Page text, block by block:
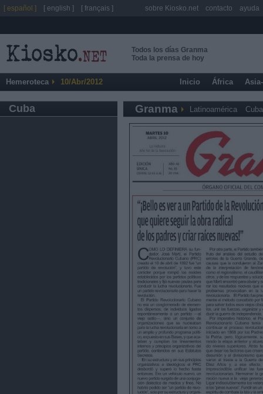
Todos los días Granma
Toda la prensa de hoy
Hemeroteca 10/Abr/2012 Inicio África
Cuba Granma Latinoamérica Cuba
[ español ] [ english ] [ français ] sobre Kiosko.net contacto ayuda